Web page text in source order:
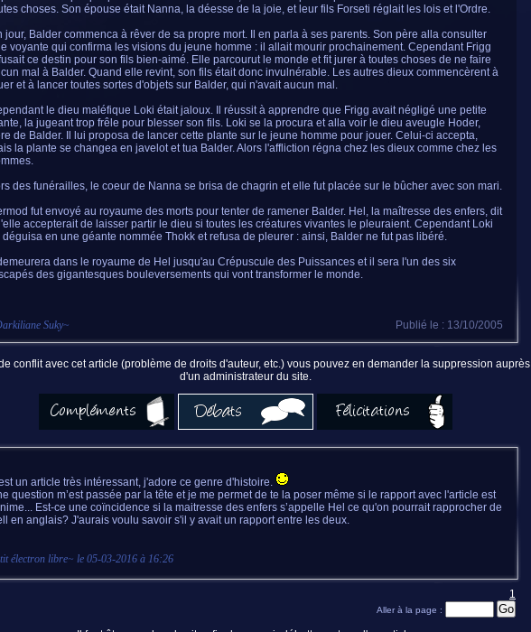
choses. Son épouse était Nanna, la déesse de la joie, et leur fils Forseti réglait les lois et l'Ordre.
jour, Balder commenca à rêver de sa propre mort. Il en parla à ses parents. Son père alla consulter
voyante qui confirma les visions du jeune homme : il allait mourir prochainement. Cependant Frigg
ce destin pour son fils bien-aimé. Elle parcourut le monde et fit jurer à toutes choses de ne faire
mal à Balder. Quand elle revint, son fils était donc invulnérable. Les autres dieux commencèrent à
et à lancer toutes sortes d'objets sur Balder, qui n'avait aucun mal.
le dieu maléfique Loki était jaloux. Il réussit à apprendre que Frigg avait négligé une petite
la jugeant trop frêle pour blesser son fils. Loki se la procura et alla voir le dieu aveugle Hoder,
de Balder. Il lui proposa de lancer cette plante sur le jeune homme pour jouer. Celui-ci accepta,
la plante se changea en javelot et tua Balder. Alors l'affliction régna chez les dieux comme chez les
des funérailles, le coeur de Nanna se brisa de chagrin et elle fut placée sur le bûcher avec son mari.
fut envoyé au royaume des morts pour tenter de ramener Balder. Hel, la maîtresse des enfers, dit
accepterait de laisser partir le dieu si toutes les créatures vivantes le pleuraient. Cependant Loki
déguisa en une géante nommée Thokk et refusa de pleurer : ainsi, Balder ne fut pas libéré.
demeurera dans le royaume de Hel jusqu'au Crépuscule des Puissances et il sera l'un des six
des gigantesques bouleversements qui vont transformer le monde.
Suky~ Publié le : 13/10/2005
conflit avec cet article (problème de droits d'auteur, etc.) vous pouvez en demander la suppression auprès
d'un administrateur du site.
un article très intéressant, j'adore ce genre d'histoire.
question m’est passée par la tête et je me permet de te la poser même si le rapport avec l'article est
Est-ce une coïncidence si la maitresse des enfers s’appelle Hel ce qu'on pourrait rapprocher de
en anglais? J'aurais voulu savoir s'il y avait un rapport entre les deux.
électron libre~ le 05-03-2016 à 16:26
1
Aller à la page :